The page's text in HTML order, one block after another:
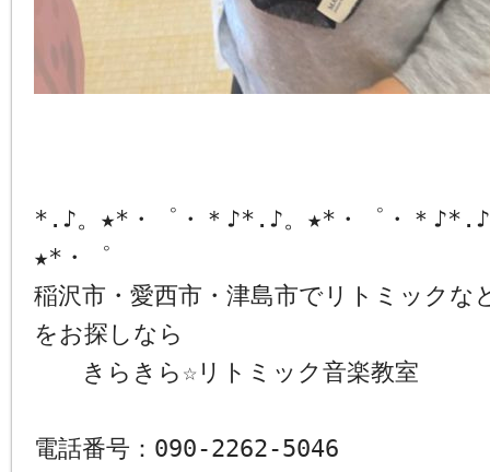
*.♪。★*・゜・＊♪*.♪。★*・゜・＊
★*・゜
稲沢市・愛西市・津島市でリトミックな
をお探しなら
きらきら☆リトミック音楽教室
電話番号：090-2262-5046